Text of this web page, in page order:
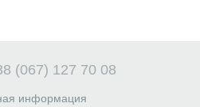
(067) 127 70 08
информация